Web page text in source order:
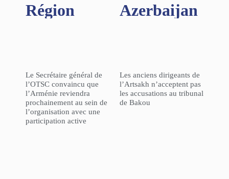
Région​
Le Secrétaire général de
l’OTSC convaincu que
l’Arménie reviendra
prochainement au sein de
l’organisation avec une
participation active
Azerbaijan
Les anciens dirigeants de
l’Artsakh n’acceptent pas
les accusations au tribunal
de Bakou